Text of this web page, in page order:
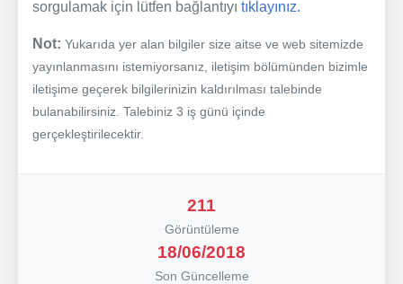
sorgulamak için lütfen bağlantıyı tıklayınız.
Not: Yukarıda yer alan bilgiler size aitse ve web sitemizde
yayınlanmasını istemiyorsanız, iletişim bölümünden bizimle
iletişime geçerek bilgilerinizin kaldırılması talebinde
bulanabilirsiniz. Talebiniz 3 iş günü içinde
gerçekleştirilecektir.
211
Görüntüleme
18/06/2018
Son Güncelleme